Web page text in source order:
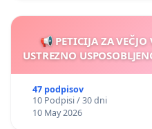
📢 PETICIJA ZA VEČJO
USTREZNO
47 podpisov
10 Podpisi / 30 dni
10 May 2026